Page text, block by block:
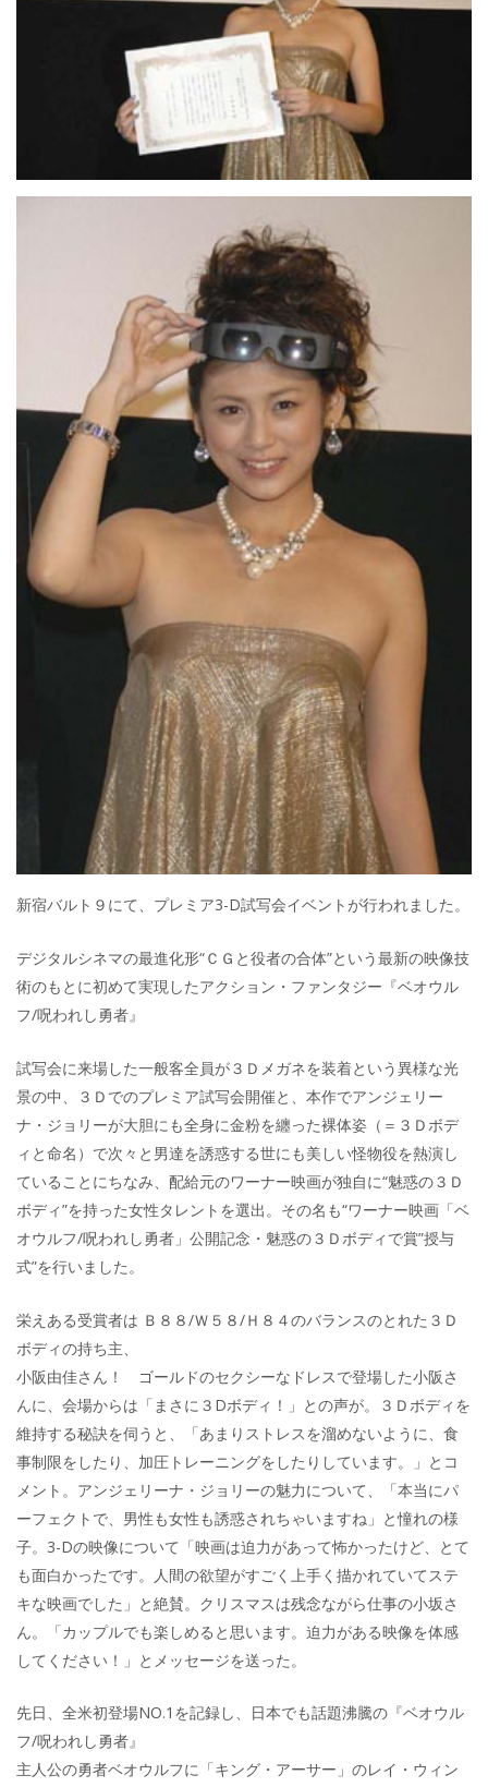
新宿バルト９にて、プレミア3-D試写会イベントが行われました。
デジタルシネマの最進化形“ＣＧと役者の合体”という最新の映像技
術のもとに初めて実現したアクション・ファンタジー『ベオウル
フ/呪われし勇者』
試写会に来場した一般客全員が３Ｄメガネを装着という異様な光
景の中、３Ｄでのプレミア試写会開催と、本作でアンジェリー
ナ・ジョリーが大胆にも全身に金粉を纏った裸体姿（＝３Ｄボデ
ィと命名）で次々と男達を誘惑する世にも美しい怪物役を熱演し
ていることにちなみ、配給元のワーナー映画が独自に“魅惑の３Ｄ
ボディ”を持った女性タレントを選出。その名も“ワーナー映画「ベ
オウルフ/呪われし勇者」公開記念・魅惑の３Ｄボディで賞”授与
式”を行いました。
栄えある受賞者は Ｂ８８/Ｗ５８/Ｈ８４のバランスのとれた３Ｄ
ボディの持ち主、
小阪由佳さん！ ゴールドのセクシーなドレスで登場した小阪さ
んに、会場からは「まさに３Dボディ！」との声が。３Ｄボディを
維持する秘訣を伺うと、「あまりストレスを溜めないように、食
事制限をしたり、加圧トレーニングをしたりしています。」とコ
メント。アンジェリーナ・ジョリーの魅力について、「本当にパ
ーフェクトで、男性も女性も誘惑されちゃいますね」と憧れの様
子。3-Dの映像について「映画は迫力があって怖かったけど、とて
も面白かったです。人間の欲望がすごく上手く描かれていてステ
キな映画でした」と絶賛。クリスマスは残念ながら仕事の小坂さ
ん。「カップルでも楽しめると思います。迫力がある映像を体感
してください！」とメッセージを送った。
先日、全米初登場NO.1を記録し、日本でも話題沸騰の『ベオウル
フ/呪われし勇者』
主人公の勇者ベオウルフに「キング・アーサー」のレイ・ウィン